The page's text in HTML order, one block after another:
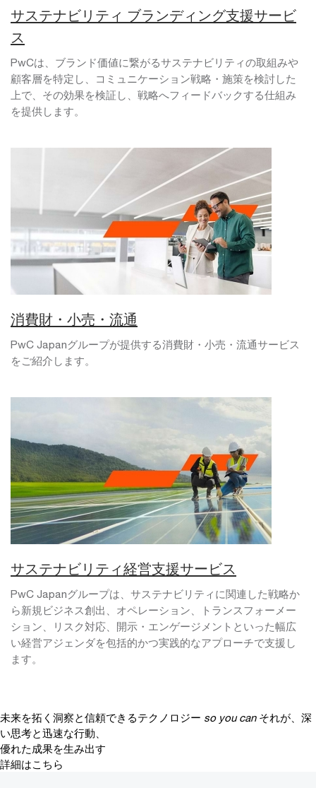
サステナビリティ ブランディング支援サービ
ス
PwCは、ブランド価値に繋がるサステナビリティの取組みや
顧客層を特定し、コミュニケーション戦略・施策を検討した
上で、その効果を検証し、戦略へフィードバックする仕組み
を提供します。
消費財・小売・流通
PwC Japanグループが提供する消費財・小売・流通サービス
をご紹介します。
サステナビリティ経営支援サービス
PwC Japanグループは、サステナビリティに関連した戦略か
ら新規ビジネス創出、オペレーション、トランスフォーメー
ション、リスク対応、開示・エンゲージメントといった幅広
い経営アジェンダを包括的かつ実践的なアプローチで支援し
ます。
未来を拓く洞察と信頼できるテクノロジー so you can それが、深
い思考と迅速な行動、
優れた成果を生み出す
詳細はこちら